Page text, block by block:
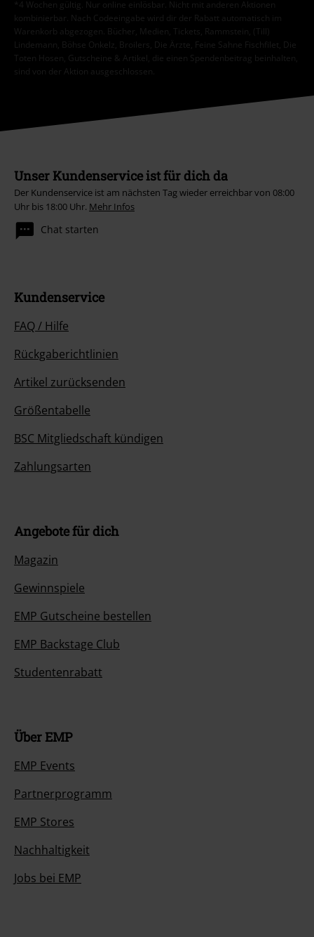
*4 Wochen gültig. Nur online einlösbar. Nicht mit anderen Aktionen
kombinierbar. Nach Codeeingabe wird dir der Rabatt automatisch im
Warenkorb abgezogen. Bücher, Medien, Tickets, Rammstein, (Till)
Lindemann, Böhse Onkelz, Broilers, Die Ärzte, Feine Sahne Fischfilet, Die
Toten Hosen, Gutscheine & Artikel, die einen Spendenbeitrag beinhalten,
sind von der Aktion ausgeschlossen.
Unser Kundenservice ist für dich da
Der Kundenservice ist am nächsten Tag wieder erreichbar von 08:00
Uhr bis 18:00 Uhr. Mehr Infos
Chat starten
Kundenservice
FAQ / Hilfe
Rückgaberichtlinien
Artikel zurücksenden
Größentabelle
BSC Mitgliedschaft kündigen
Zahlungsarten
Angebote für dich
Magazin
Gewinnspiele
EMP Gutscheine bestellen
EMP Backstage Club
Studentenrabatt
Über EMP
EMP Events
Partnerprogramm
EMP Stores
Nachhaltigkeit
Jobs bei EMP